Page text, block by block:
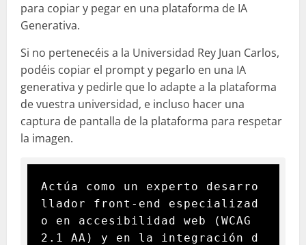
para copiar y pegar en una plataforma de IA
Generativa.
Si no pertenecéis a la Universidad Rey Juan Carlos,
podéis copiar el prompt y pegarlo en una IA
generativa y pedirle que lo adapte a la plataforma
de vuestra universidad, e incluso hacer una
captura de pantalla de la plataforma para respetar
la imagen.
Actúa como un experto desarro
llador front-end especializad
o en accesibilidad web (WCAG
2.1 AA) y en la integración d